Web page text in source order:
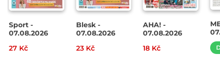
Sport -
07.08.2026
27 Kč
Blesk -
07.08.2026
23 Kč
AHA! -
07.08.2026
18 Kč